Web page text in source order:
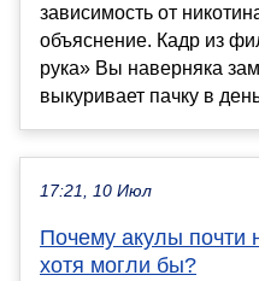
зависимость от
объяснение. Кадр из
рука» Вы наверняка
выкуривает пачку в
17:21, 10 Июл
Почему акулы почти
хотя могли бы?